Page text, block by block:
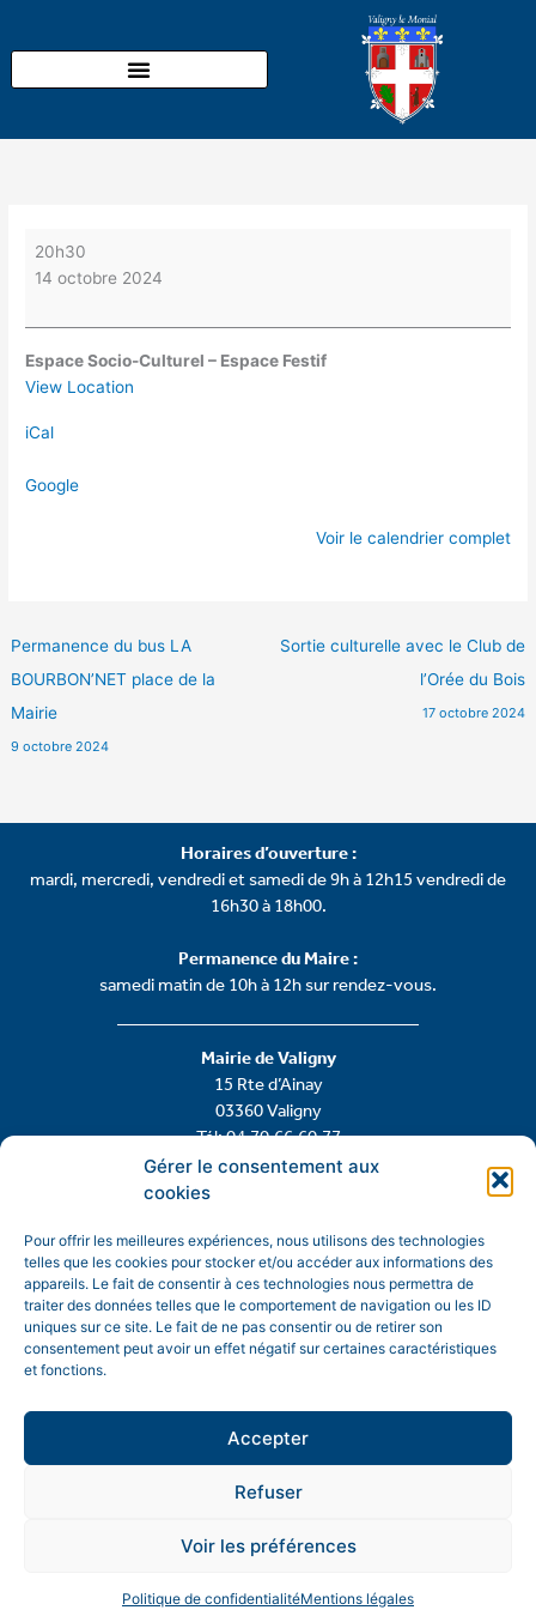
Gérer le consentement aux
cookies
Pour offrir les meilleures expériences, nous utilisons des technologies
telles que les cookies pour stocker et/ou accéder aux informations des
appareils. Le fait de consentir à ces technologies nous permettra de
traiter des données telles que le comportement de navigation ou les ID
uniques sur ce site. Le fait de ne pas consentir ou de retirer son
consentement peut avoir un effet négatif sur certaines caractéristiques
et fonctions.
Accepter
Refuser
Voir les préférences
Politique de confidentialitéMentions légales
Foyer
20h30
14 octobre 2024
Espace Socio-Culturel – Espace Festif
View Location
iCal
Google
Voir le calendrier complet
Permanence du bus LA
BOURBON’NET place de la
Mairie
9 octobre 2024
Sortie culturelle avec le Club de
l’Orée du Bois
17 octobre 2024
Mairie de Valigny
15 Rte d’Ainay
03360 Valigny
Tél: 04.70.66.60.77
Contactez-nous
Horaires d’ouverture :
mardi, mercredi, vendredi et samedi de 9h à 12h15 vendredi de
16h30 à 18h00.
Permanence du Maire :
samedi matin de 10h à 12h sur rendez-vous.
Mentions légales
Site réalisé avec soin parTeam AE conception